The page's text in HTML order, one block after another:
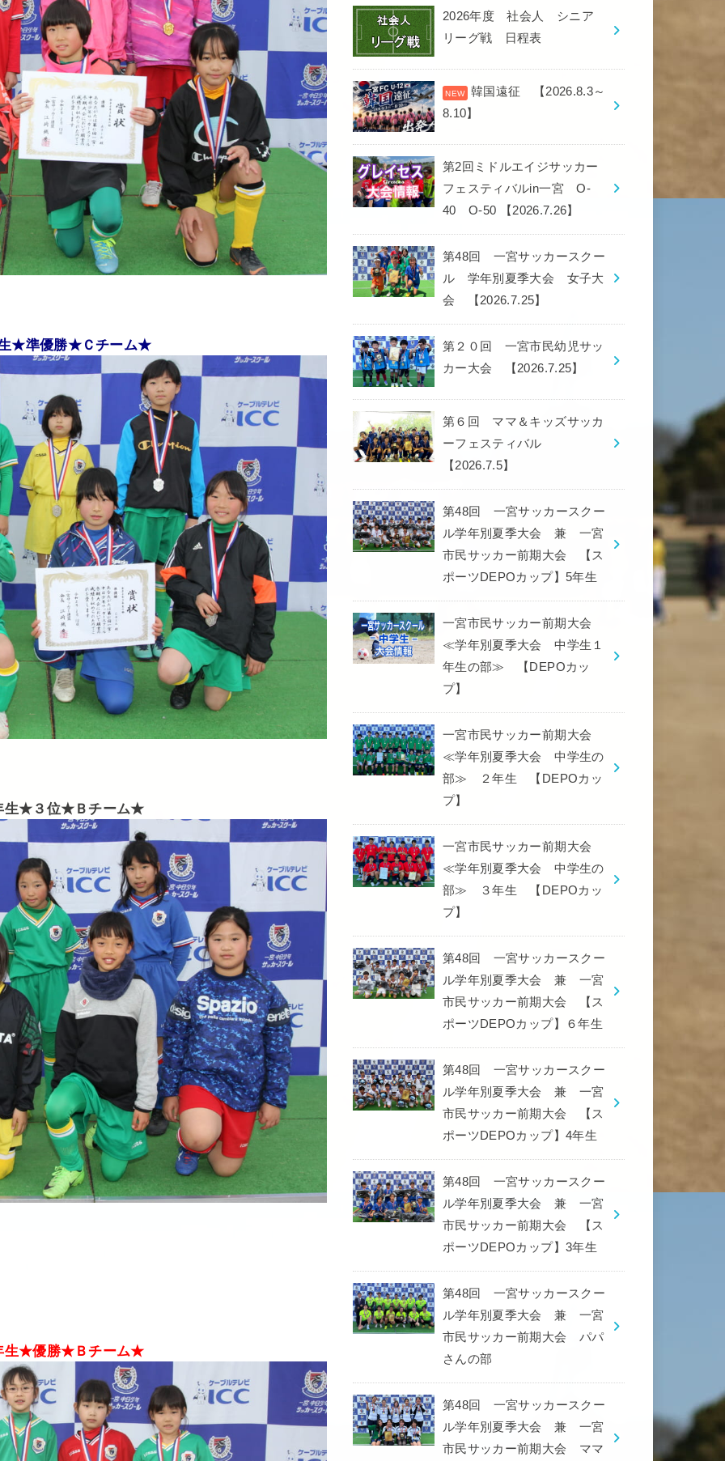
★準優勝★Ｃチーム★
生★３位★Ｂチーム★
生★優勝★Ｂチーム★
2026年度 社会人 シニア
リーグ戦 日程表
韓国遠征 【2026.8.3～
8.10】
第2回ミドルエイジサッカー
フェスティバルin一宮 O-
40 O-50 【2026.7.26】
第48回 一宮サッカースクー
ル 学年別夏季大会 女子大
会 【2026.7.25】
第２０回 一宮市民幼児サッ
カー大会 【2026.7.25】
第６回 ママ＆キッズサッカ
ーフェスティバル
【2026.7.5】
第48回 一宮サッカースクー
ル学年別夏季大会 兼 一宮
市民サッカー前期大会 【ス
ポーツDEPOカップ】5年生
一宮市民サッカー前期大会
≪学年別夏季大会 中学生１
年生の部≫ 【DEPOカッ
プ】
一宮市民サッカー前期大会
≪学年別夏季大会 中学生の
部≫ ２年生 【DEPOカッ
プ】
一宮市民サッカー前期大会
≪学年別夏季大会 中学生の
部≫ ３年生 【DEPOカッ
プ】
第48回 一宮サッカースクー
ル学年別夏季大会 兼 一宮
市民サッカー前期大会 【ス
ポーツDEPOカップ】６年生
第48回 一宮サッカースクー
ル学年別夏季大会 兼 一宮
市民サッカー前期大会 【ス
ポーツDEPOカップ】4年生
第48回 一宮サッカースクー
ル学年別夏季大会 兼 一宮
市民サッカー前期大会 【ス
ポーツDEPOカップ】3年生
第48回 一宮サッカースクー
ル学年別夏季大会 兼 一宮
市民サッカー前期大会 パパ
さんの部
第48回 一宮サッカースクー
ル学年別夏季大会 兼 一宮
市民サッカー前期大会 ママ